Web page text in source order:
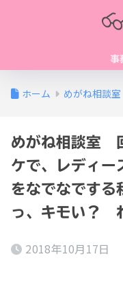
事
ホーム めがね相談室
めがね相談室
ケで、レディー
をなでなでする
っ、キモい？
2018年10月17日